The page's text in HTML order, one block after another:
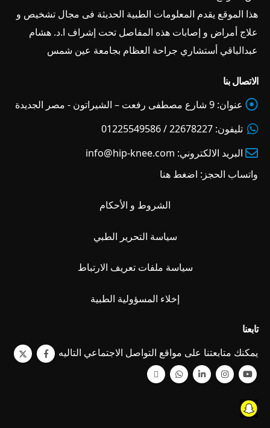
هذا الموقع يقدم المعلومات الطبية الحديثة فى مجال تشخيص و
علاج أمراض و إصابات هذه المفاصل تحت إشراف ا.د. هشام
عبدالباقي أستشاري جراحة العظام بجامعة عين شمس
الاتصال بنا
عنوان: 9 شارع مصطفى رفعت – الشيراتون - مصر الجديدة
تليفون: 22678227 / 01225549586
البريد الالكتروني: info@hip-knee.com
واتساب الحجز: اضغط هنا
الشروط و الأحكام
سياسة التحرير الطبي
سياسة ملفات تعريف الارتباط
إخلاء المسؤولية الطبية
تابعنا
يمكنك متابعتنا على مواقع التواصل الاجتماعي التاليه